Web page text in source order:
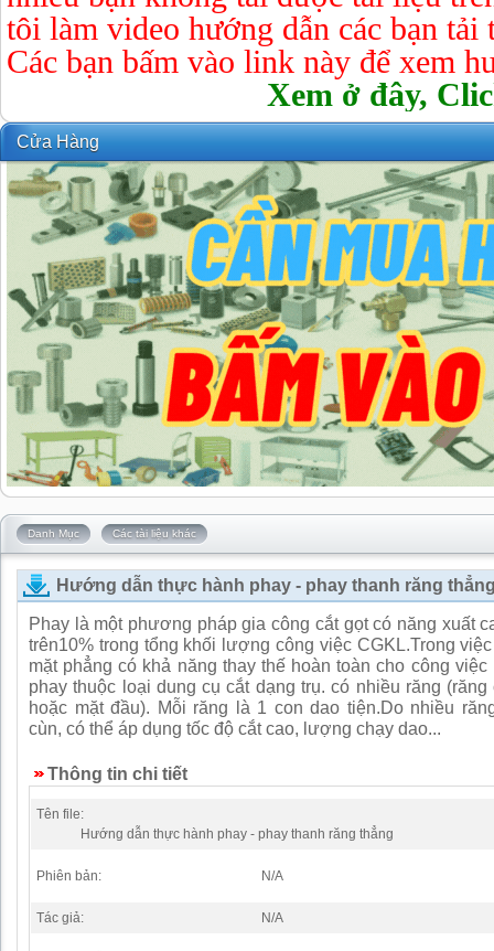
tôi làm video hướng dẫn các bạn tải
Các bạn bấm vào link này để xem
Xem ở đây,
Cửa Hàng
Danh Mục Các tài liệu khác
Hướng dẫn thực hành phay - phay thanh răng
Phay là một phương pháp gia công cắt gọt có năng xuất
trên10% trong tổng khối lượng công việc CGKL.Trong
mặt phẳng có khả năng thay thế hoàn toàn cho công việc
phay thuộc loại dung cụ cắt dạng trụ. có nhiều răng (răng
hoặc mặt đầu). Mỗi răng là 1 con dao tiện.Do nhiều
cùn, có thể áp dụng tốc độ cắt cao, lượng chạy dao...
Thông tin chi tiết
Tên file:
Hướng dẫn thực hành phay - phay thanh răng thẳng
Phiên bản: N/A
Tác giả: N/A